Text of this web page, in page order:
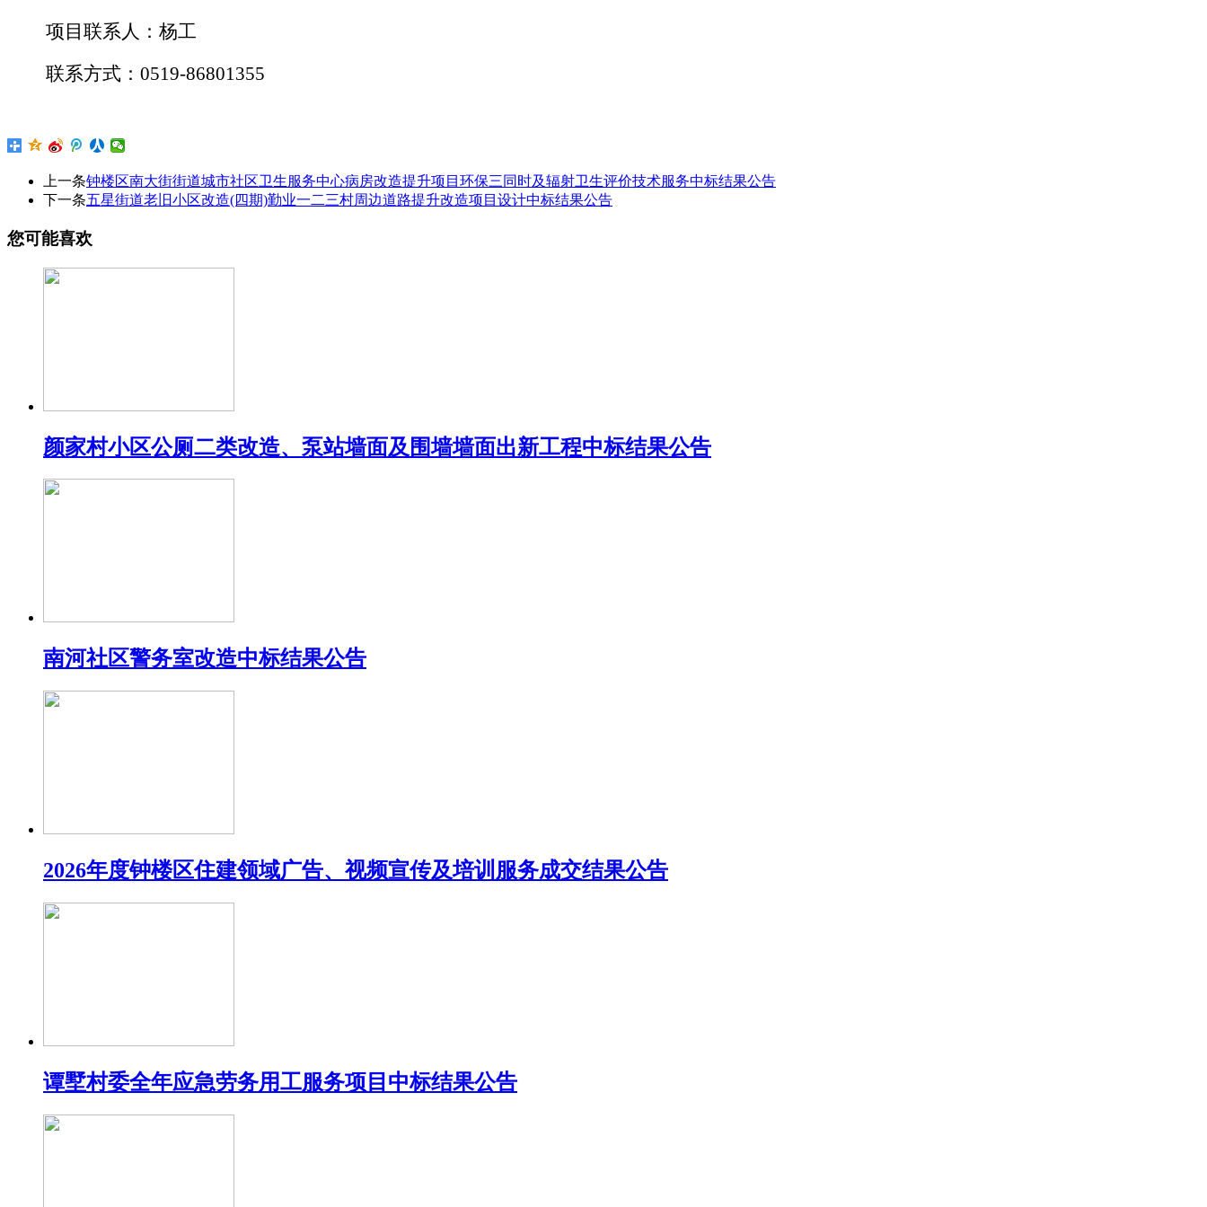
项目联系人： 杨工
联系方式： 0519-86801355
上一条钟楼区南大街街道城市社区卫生服务中心病房改造提升项目环保三同时及辐射卫生评价技术服务中标结果公告
下一条五星街道老旧小区改造(四期)勤业一二三村周边道路提升改造项目设计中标结果公告
您可能喜欢
颜家村小区公厕二类改造、泵站墙面及围墙墙面出新工程中标结果公告
南河社区警务室改造中标结果公告
2026年度钟楼区住建领域广告、视频宣传及培训服务成交结果公告
谭墅村委全年应急劳务用工服务项目中标结果公告